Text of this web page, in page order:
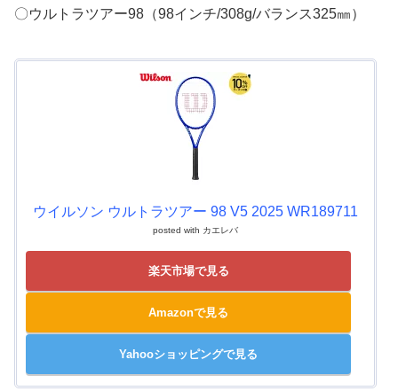
〇ウルトラツアー98（98インチ/308g/バランス325㎜）
ウイルソン ウルトラツアー 98 V5 2025 WR189711
posted with カエレバ
楽天市場で見る
Amazonで見る
Yahooショッピングで見る